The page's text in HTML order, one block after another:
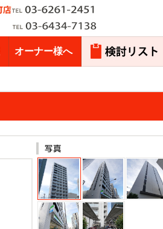
オーナー様へ